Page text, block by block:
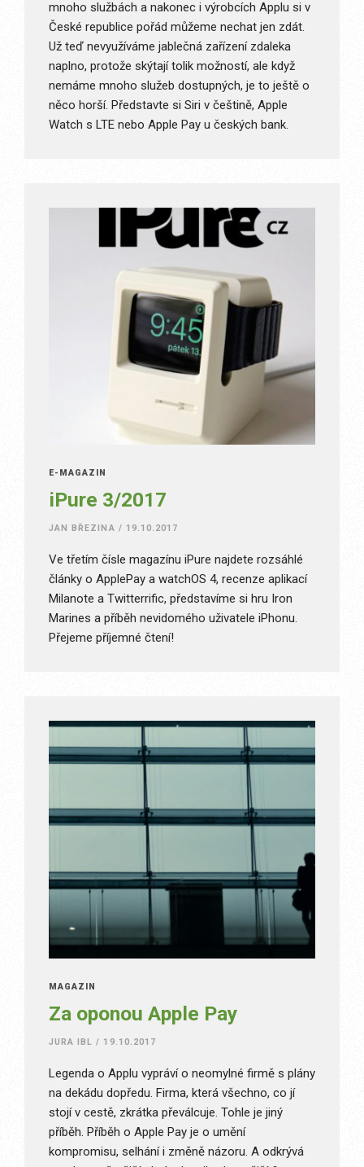
mnoho službách a nakonec i výrobcích Applu si v
České republice pořád můžeme nechat jen zdát.
Už teď nevyužíváme jablečná zařízení zdaleka
naplno, protože skýtají tolik možností, ale když
nemáme mnoho služeb dostupných, je to ještě o
něco horší. Představte si Siri v češtině, Apple
Watch s LTE nebo Apple Pay u českých bank.
E-MAGAZÍN
iPure 3/2017
JAN BŘEZINA / 19.10.2017
Ve třetím čísle magazínu iPure najdete rozsáhlé
články o ApplePay a watchOS 4, recenze aplikací
Milanote a Twitterrific, představíme si hru Iron
Marines a příběh nevidomého uživatele iPhonu.
Přejeme příjemné čtení!
MAGAZÍN
Za oponou Apple Pay
JURA IBL / 19.10.2017
Legenda o Applu vypráví o neomylné firmě s plány
na dekádu dopředu. Firma, která všechno, co jí
stojí v cestě, zkrátka převálcuje. Tohle je jiný
příběh. Příběh o Apple Pay je o umění
kompromisu, selhání i změně názoru. A odkrývá